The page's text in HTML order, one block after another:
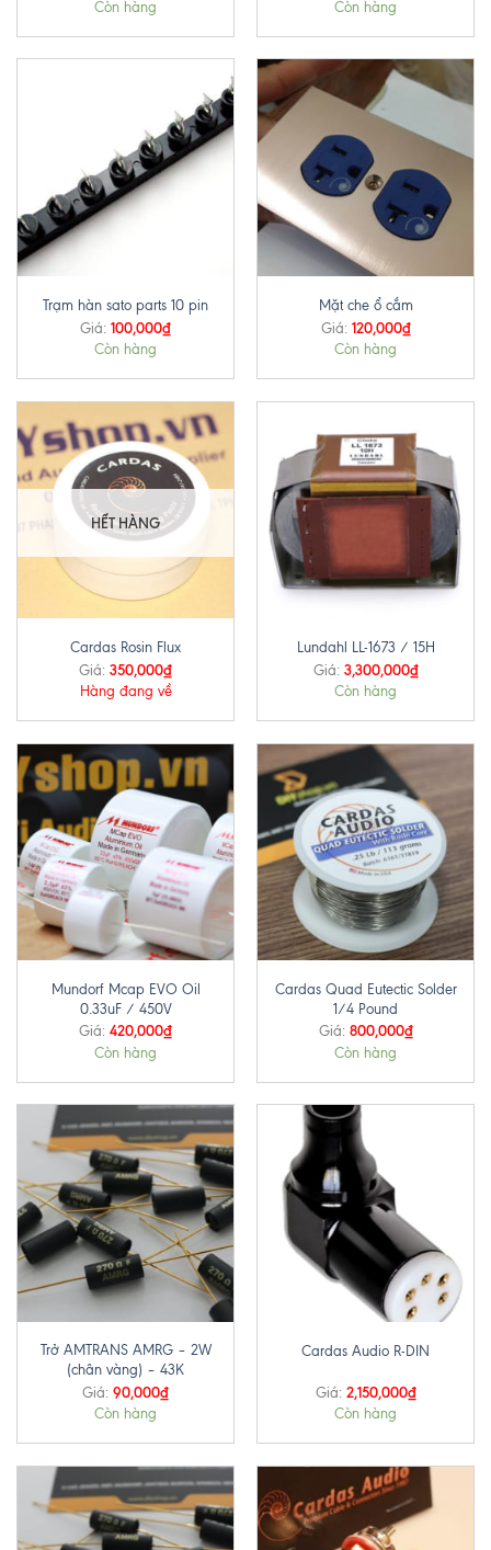
Còn hàng Còn hàng
Trạm hàn sato parts 10 pin
Giá: 100,000₫
Còn hàng
Mặt che ổ cắm
Giá: 120,000₫
Còn hàng
HẾT HÀNG
Cardas Rosin Flux
Giá: 350,000₫
Hàng đang về
Lundahl LL-1673 / 15H
Giá: 3,300,000₫
Còn hàng
Mundorf Mcap EVO Oil
0.33uF / 450V
Giá: 420,000₫
Còn hàng
Cardas Quad Eutectic Solder
1/4 Pound
Giá: 800,000₫
Còn hàng
Trở AMTRANS AMRG – 2W
(chân vàng) – 43K
Giá: 90,000₫
Còn hàng
Cardas Audio R-DIN
Giá: 2,150,000₫
Còn hàng